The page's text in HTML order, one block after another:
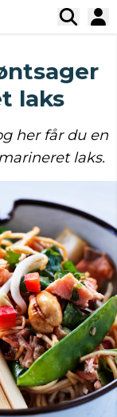
laks
her får du en
laks.